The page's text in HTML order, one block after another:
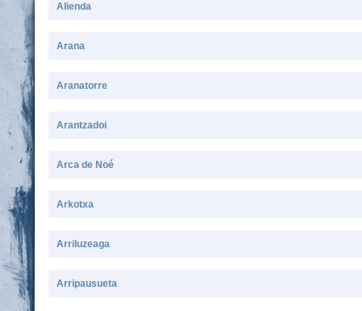
Alienda
Arana
Aranatorre
Arantzadoi
Arca de Noé
Arkotxa
Arriluzeaga
Arripausueta